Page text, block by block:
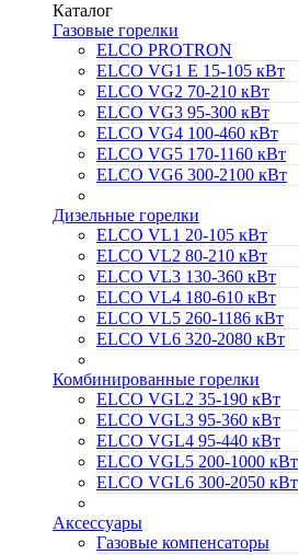
Каталог
Газовые горелки
ELCO PROTRON
ELCO VG1 E 15-105 кВт
ELCO VG2 70-210 кВт
ELCO VG3 95-300 кВт
ELCO VG4 100-460 кВт
ELCO VG5 170-1160 кВт
ELCO VG6 300-2100 кВт
Дизельные горелки
ELCO VL1 20-105 кВт
ELCO VL2 80-210 кВт
ELCO VL3 130-360 кВт
ELCO VL4 180-610 кВт
ELCO VL5 260-1186 кВт
ELCO VL6 320-2080 кВт
Комбинированные горелки
ELCO VGL2 35-190 кВт
ELCO VGL3 95-360 кВт
ELCO VGL4 95-440 кВт
ELCO VGL5 200-1000 кВт
ELCO VGL6 300-2050 кВт
Аксессуары
Газовые компенсаторы